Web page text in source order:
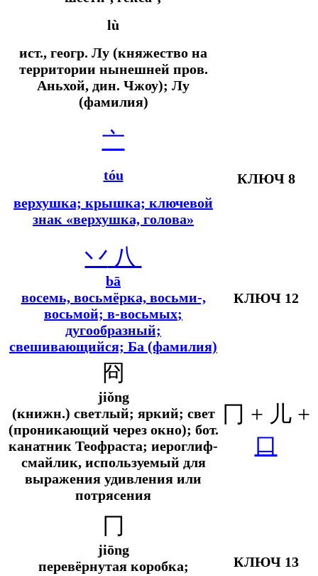
lù
ист., геогр. Лу (княжество на
территории нынешней пров.
Аньхой, дин. Чжоу); Лу
(фамилия)
亠
tóu
верхушка; крышка; ключевой
знак «верхушка, голова»
КЛЮЧ 8
丷 八
bā
восемь, восьмёрка, восьми-,
восьмой; в-восьмых;
дугообразный;
свешивающийся; Ба (фамилия)
КЛЮЧ 12
冏
jiǒng
(книжн.) светлый; яркий; свет
(проникающий через окно); бот.
канатник Теофраста; иероглиф-
смайлик, используемый для
выражения удивления или
потрясения
冂 + 儿 +
口
冂
jiōng
перевёрнутая коробка;
КЛЮЧ 13